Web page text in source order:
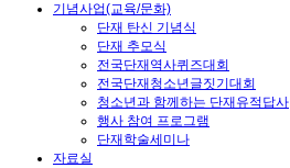
기념사업(교육/문화)
단재 탄신 기념식
단재 추모식
전국단재역사퀴즈대회
전국단재청소년글짓기대회
청소년과 함께하는 단재유적답사
행사 참여 프로그램
단재학술세미나
자료실